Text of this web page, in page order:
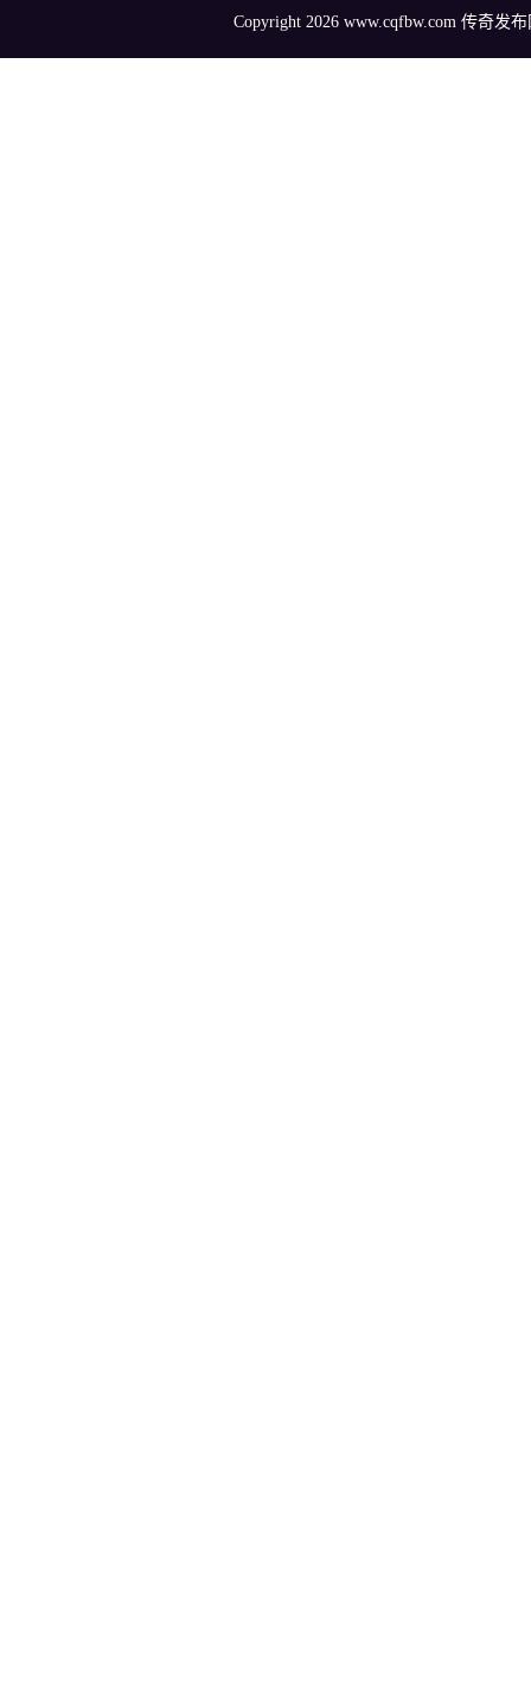
Copyright 2026 www.cqfbw.com 传奇发